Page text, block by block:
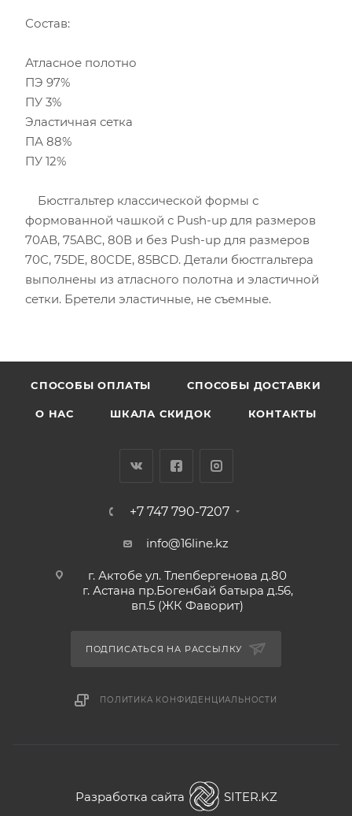
Состав:
Атласное полотно
ПЭ 97%
ПУ 3%
Эластичная сетка
ПА 88%
ПУ 12%
Бюстгальтер классической формы с
формованной чашкой с Push-up для размеров
70АВ, 75АВС, 80В и без Push-up для размеров
70C, 75DE, 80CDE, 85BCD. Детали бюстгальтера
выполнены из атласного полотна и эластичной
сетки. Бретели эластичные, не съемные.
CПОСОБЫ ОПЛАТЫ СПОСОБЫ ДОСТАВКИ
О НАС ШКАЛА СКИДОК КОНТАКТЫ
+7 747 790-7207
info@16line.kz
г. Актобе ул. Тлепбергенова д.80
г. Астана пр.Богенбай батыра д.56,
вп.5 (ЖК Фаворит)
ПОДПИСАТЬСЯ НА РАССЫЛКУ
ПОЛИТИКА КОНФИДЕНЦИАЛЬНОСТИ
Разработка сайта SITER.KZ